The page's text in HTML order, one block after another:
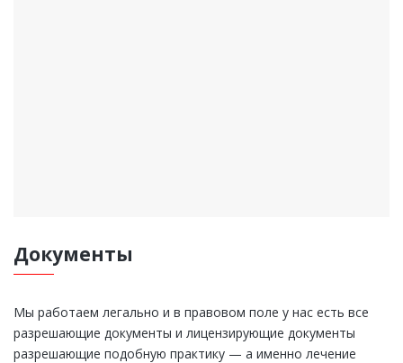
Документы
Мы работаем легально и в правовом поле у нас есть все
разрешающие документы и лицензирующие документы
разрешающие подобную практику — а именно лечение